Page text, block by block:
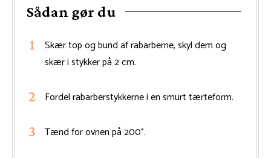
Sådan gør du
Skær top og bund af rabarberne, skyl dem og
skær i stykker på 2 cm.
Fordel rabarberstykkerne i en smurt tærteform.
Tænd for ovnen på 200°.